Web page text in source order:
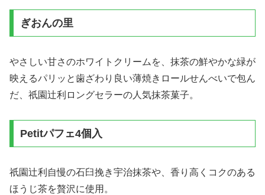
ぎおんの里
やさしい甘さのホワイトクリームを、抹茶の鮮やかな緑が
映えるパリッと歯ざわり良い薄焼きロールせんべいで包ん
だ、祇園辻利ロングセラーの人気抹茶菓子。
Petitパフェ4個入
祇園辻利自慢の石臼挽き宇治抹茶や、香り高くコクのある
ほうじ茶を贅沢に使用。